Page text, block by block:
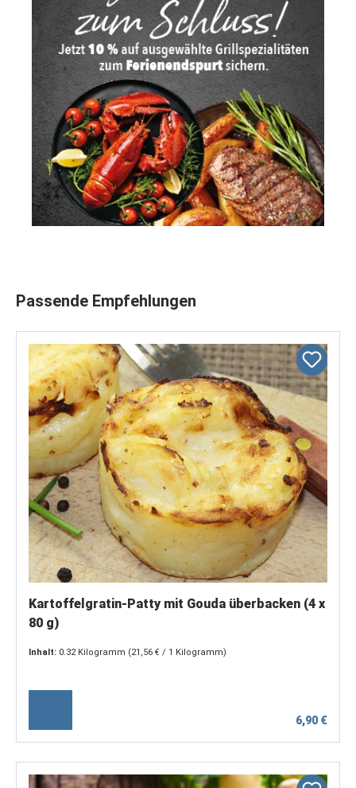
Produktgalerie überspringen
Passende Empfehlungen
Kartoffelgratin-Patty mit Gouda überbacken (4 x
80 g)
Inhalt: 0.32 Kilogramm (21,56 € / 1 Kilogramm)
6,90 €